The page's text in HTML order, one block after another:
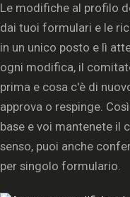
Le modifiche al profilo
dai tuoi formulari e le
in un unico posto e lì
ogni modifica, il
prima e cosa c'è di
approva o respinge.
base e voi mantenete il
senso, puoi anche
per singolo formulario.